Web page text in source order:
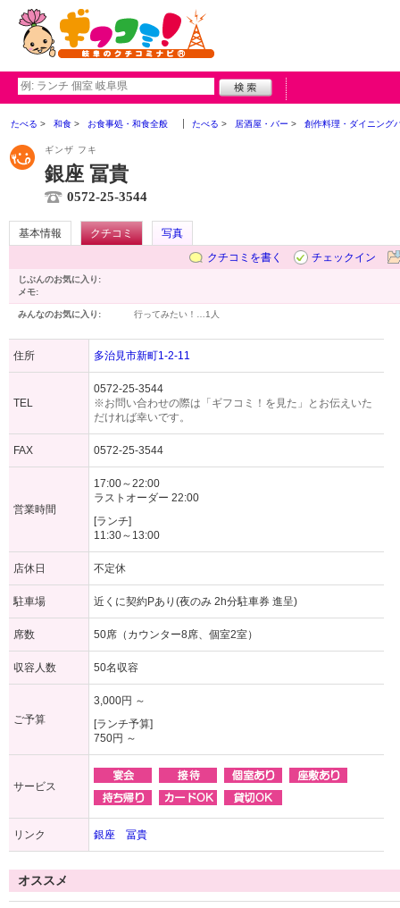
たべる 和食 お食事処・和食全般 たべる 居酒屋・バー 創作料理・ダイニング
ギンザ フキ
銀座 冨貴
0572-25-3544
基本情報 クチコミ
写真
クチコミを書く
チェックイン
じぶんのお気に入り:
メモ:
みんなのお気に入り: 行ってみたい！… 1人
住所 多治見市新町1-2-11
TEL
0572-25-3544
※お問い合わせの際は「ギフコミ！を見た」とお伝えいた
だければ幸いです。
FAX 0572-25-3544
営業時間
17:00～22:00
ラストオーダー 22:00
[ランチ]
11:30～13:00
店休日 不定休
駐車場 近くに契約Pあり(夜のみ 2h分駐車券 進呈)
席数 50席（カウンター8席、個室2室）
収容人数 50名収容
ご予算
3,000円 ～
[ランチ予算]
750円 ～
サービス
リンク 銀座 冨貴
オススメ